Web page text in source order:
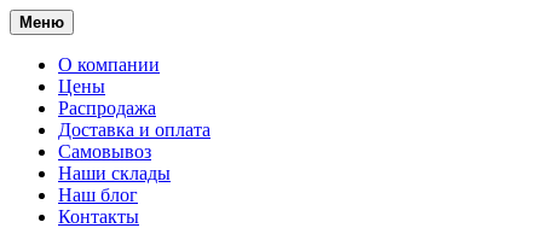
Меню
О компании
Цены
Распродажа
Доставка и оплата
Самовывоз
Наши склады
Наш блог
Контакты